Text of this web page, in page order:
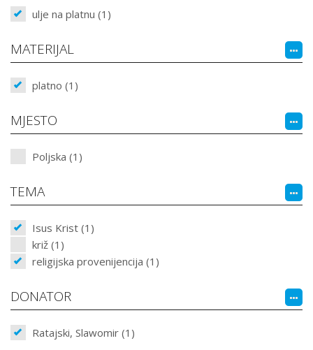
ulje na platnu (1)
MATERIJAL
platno (1)
MJESTO
Poljska (1)
TEMA
Isus Krist (1)
križ (1)
religijska provenijencija (1)
DONATOR
Ratajski, Slawomir (1)